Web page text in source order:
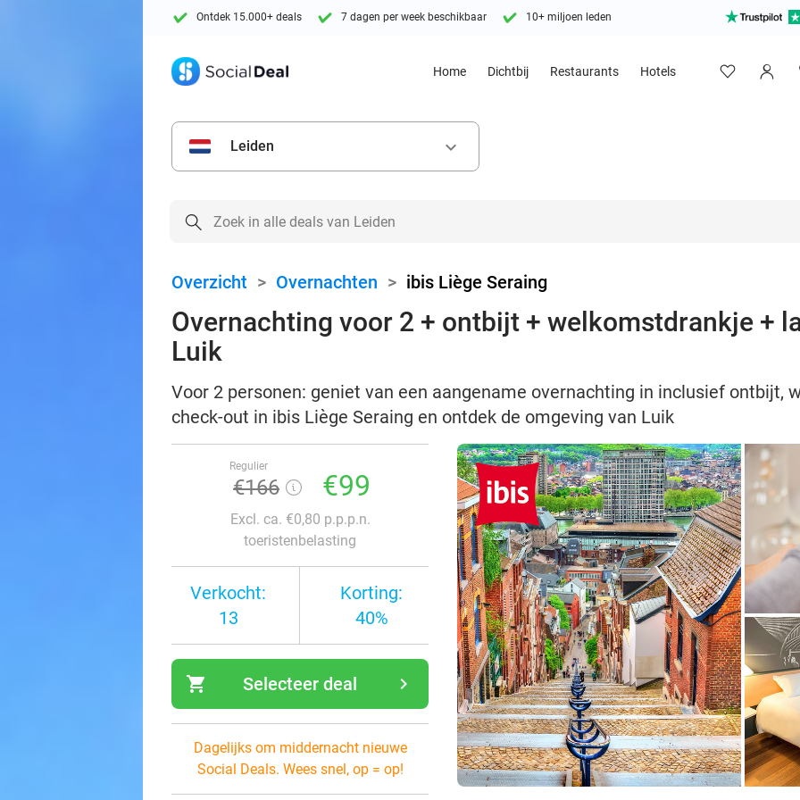
Ontdek 15.000+ deals 7 dagen per week beschikbaar 10+ miljoen leden
Home Dichtbij Restaurants Hotels
Leiden keyboard_arrow_down
Overzicht > Overnachten > ibis Liège Seraing
Overnachting voor 2 + ontbijt + welkomstdrankje +
Luik
Voor 2 personen: geniet van een aangename overnachting in inclusief ontbijt,
check-out in ibis Liège Seraing en ontdek de omgeving van Luik
Regulier
€166 €99
Excl. ca. €0,80 p.p.p.n.
toeristenbelasting
Verkocht:
13
Korting:
40%
shopping_cart navigate_next
Selecteer deal
Dagelijks om middernacht nieuwe
Social Deals. Wees snel, op = op!